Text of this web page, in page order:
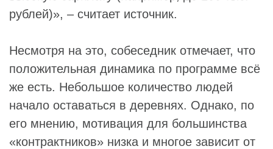
рублей)», – считает источник.
Несмотря на это, собеседник отмечает, что
положительная динамика по программе всё
же есть. Небольшое количество людей
начало оставаться в деревнях. Однако, по
его мнению, мотивация для большинства
«контрактников» низка и многое зависит от